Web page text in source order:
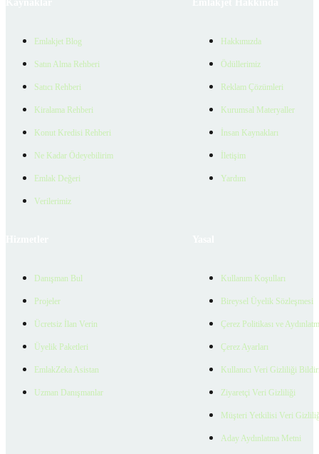
Emlakjet Blog
Satın Alma Rehberi
Satıcı Rehberi
Kiralama Rehberi
Konut Kredisi Rehberi
Ne Kadar Ödeyebilirim
Emlak Değeri
Verilerimiz
Hakkımızda
Ödüllerimiz
Reklam Çözümleri
Kurumsal Materyaller
İnsan Kaynakları
İletişim
Yardım
Danışman Bul
Projeler
Ücretsiz İlan Verin
Üyelik Paketleri
EmlakZeka Asistan
Uzman Danışmanlar
Kullanım Koşulları
Bireysel Üyelik Sözleşmesi
Çerez Politikası ve
Çerez Ayarları
Kullanıcı Veri Gizliliği
Ziyaretçi Veri Gizliliği
Müşteri Yetkilisi Veri
Aday Aydınlatma Metni